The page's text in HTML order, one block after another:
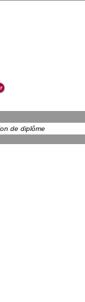
de diplôme